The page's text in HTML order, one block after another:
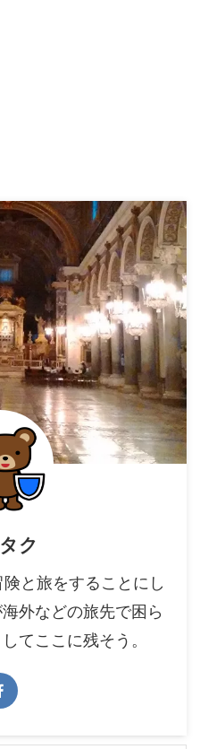
ク
と旅をすることにし
外などの旅先で困ら
てここに残そう。